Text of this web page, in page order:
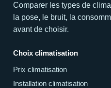
Comparer les types de
la pose, le bruit, la
avant de choisir.
Choix climatisation
Prix climatisation
Installation climatisation